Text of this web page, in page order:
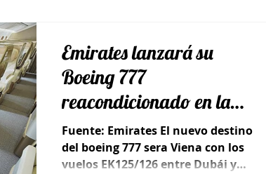
Emirates lanzará su
Boeing 777
reacondicionado en la
ruta a Viena
Fuente: Emirates El nuevo destino
del boeing 777 sera Viena con los
vuelos EK125/126 entre Dubái y